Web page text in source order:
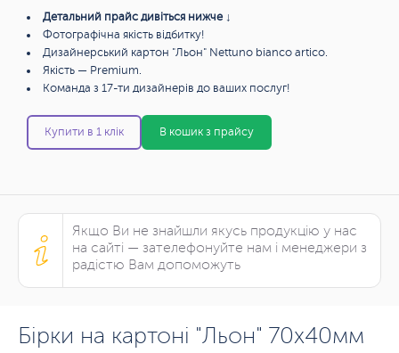
Детальний прайс дивіться нижче ↓
Фотографічна якість відбитку!
Дизайнерський картон "Льон" Nettuno bianco artico.
Якість — Premium.
Команда з 17-ти дизайнерів до ваших послуг!
Купити в 1 клік В кошик з прайсу
Якщо Ви не знайшли якусь продукцію у нас
на сайті — зателефонуйте нам і менеджери з
радістю Вам допоможуть
Бірки на картоні "Льон" 70x40мм